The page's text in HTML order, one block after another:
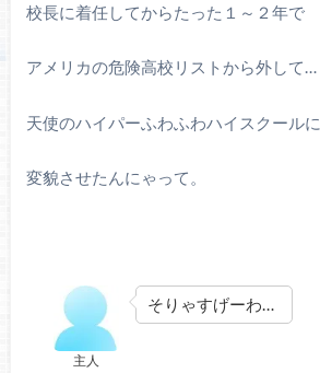
校長に着任してからたった１～２年で
アメリカの危険高校リストから外して…
天使のハイパーふわふわハイスクールに
変貌させたんにゃって。
主人
そりゃすげーわ…